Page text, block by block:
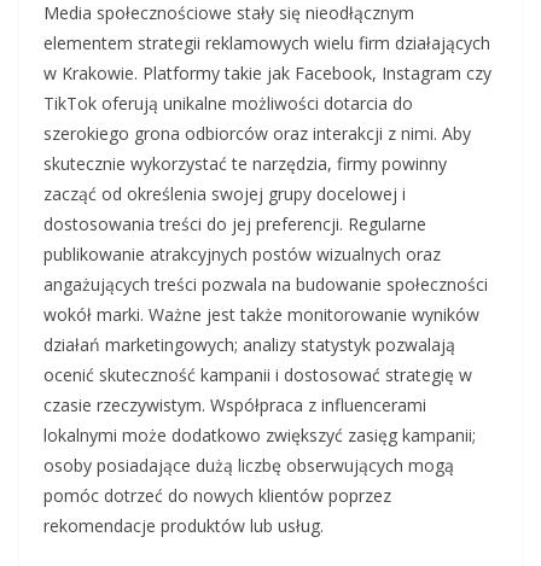
Media społecznościowe stały się nieodłącznym
elementem strategii reklamowych wielu firm działających
w Krakowie. Platformy takie jak Facebook, Instagram czy
TikTok oferują unikalne możliwości dotarcia do
szerokiego grona odbiorców oraz interakcji z nimi. Aby
skutecznie wykorzystać te narzędzia, firmy powinny
zacząć od określenia swojej grupy docelowej i
dostosowania treści do jej preferencji. Regularne
publikowanie atrakcyjnych postów wizualnych oraz
angażujących treści pozwala na budowanie społeczności
wokół marki. Ważne jest także monitorowanie wyników
działań marketingowych; analizy statystyk pozwalają
ocenić skuteczność kampanii i dostosować strategię w
czasie rzeczywistym. Współpraca z influencerami
lokalnymi może dodatkowo zwiększyć zasięg kampanii;
osoby posiadające dużą liczbę obserwujących mogą
pomóc dotrzeć do nowych klientów poprzez
rekomendacje produktów lub usług.